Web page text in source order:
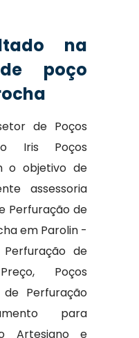
na
poço
de Poços
Iris Poços
o objetivo de
assessoria
Perfuração de
em Parolin -
de
Poços
de Perfuração
para
Artesiano e